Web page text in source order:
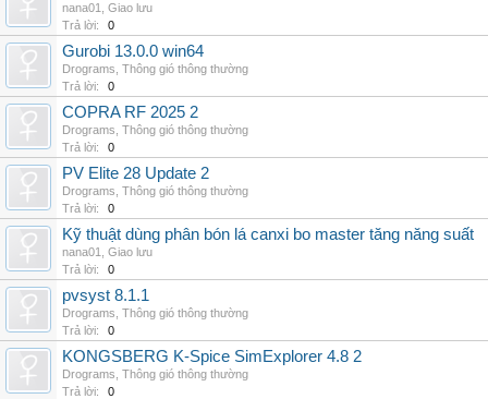
nana01
Giao lưu
Trả lời:
0
Gurobi 13.0.0 win64
Drograms Thông gió thông thường
Trả lời:
0
COPRA RF 2025 2
Drograms Thông gió thông thường
Trả lời:
0
PV Elite 28 Update 2
Drograms Thông gió thông thường
Trả lời:
0
Kỹ thuật dùng phân bón lá canxi bo master tăng năng suất
nana01
Giao lưu
Trả lời:
0
pvsyst 8.1.1
Drograms Thông gió thông thường
Trả lời:
0
KONGSBERG K-Spice SimExplorer 4.8 2
Drograms Thông gió thông thường
Trả lời:
0